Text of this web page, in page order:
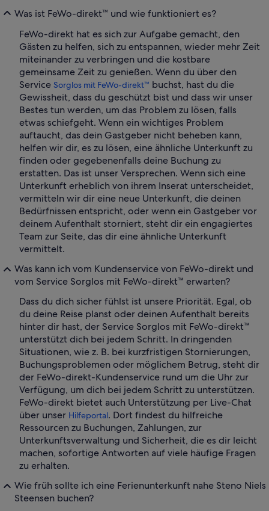
Was ist FeWo-direkt™ und wie funktioniert es?
FeWo-direkt hat es sich zur Aufgabe gemacht, den
Gästen zu helfen, sich zu entspannen, wieder mehr Zeit
miteinander zu verbringen und die kostbare
gemeinsame Zeit zu genießen. Wenn du über den
Service Sorglos mit FeWo-direkt™ buchst, hast du die
Gewissheit, dass du geschützt bist und dass wir unser
Bestes tun werden, um das Problem zu lösen, falls
etwas schiefgeht. Wenn ein wichtiges Problem
auftaucht, das dein Gastgeber nicht beheben kann,
helfen wir dir, es zu lösen, eine ähnliche Unterkunft zu
finden oder gegebenenfalls deine Buchung zu
erstatten. Das ist unser Versprechen. Wenn sich eine
Unterkunft erheblich von ihrem Inserat unterscheidet,
vermitteln wir dir eine neue Unterkunft, die deinen
Bedürfnissen entspricht, oder wenn ein Gastgeber vor
deinem Aufenthalt storniert, steht dir ein engagiertes
Team zur Seite, das dir eine ähnliche Unterkunft
vermittelt.
Was kann ich vom Kundenservice von FeWo-direkt und
vom Service Sorglos mit FeWo-direkt™ erwarten?
Dass du dich sicher fühlst ist unsere Priorität. Egal, ob
du deine Reise planst oder deinen Aufenthalt bereits
hinter dir hast, der Service Sorglos mit FeWo-direkt™
unterstützt dich bei jedem Schritt. In dringenden
Situationen, wie z. B. bei kurzfristigen Stornierungen,
Buchungsproblemen oder möglichem Betrug, steht dir
der FeWo-direkt-Kundenservice rund um die Uhr zur
Verfügung, um dich bei jedem Schritt zu unterstützen.
FeWo-direkt bietet auch Unterstützung per Live-Chat
über unser Hilfeportal. Dort findest du hilfreiche
Ressourcen zu Buchungen, Zahlungen, zur
Unterkunftsverwaltung und Sicherheit, die es dir leicht
machen, sofortige Antworten auf viele häufige Fragen
zu erhalten.
Wie früh sollte ich eine Ferienunterkunft nahe Steno Niels
Steensen buchen?